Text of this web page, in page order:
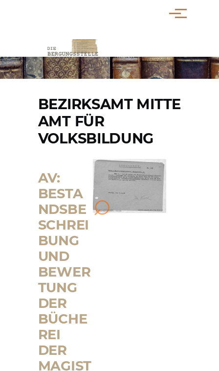
Menü
PFADNAVIGATION
BEZIRKSAMT MITTE
AMT FÜR
VOLKSBILDUNG
AV:
BESTA
NDSBE
SCHREI
BUNG
UND
BEWER
TUNG
DER
BÜCHE
REI
DER
MAGIST